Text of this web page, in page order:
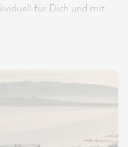
für Dich und mit